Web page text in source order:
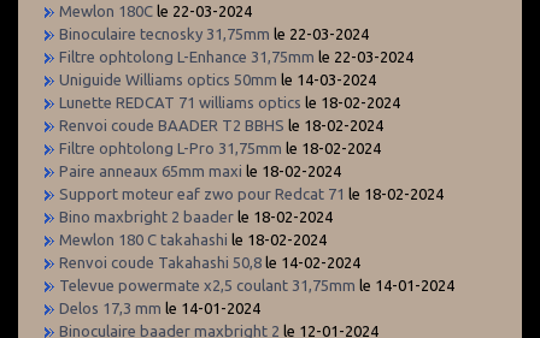
Mewlon 180C le 22-03-2024
Binoculaire tecnosky 31,75mm le 22-03-2024
Filtre ophtolong L-Enhance 31,75mm le 22-03-2024
Uniguide Williams optics 50mm le 14-03-2024
Lunette REDCAT 71 williams optics le 18-02-2024
Renvoi coude BAADER T2 BBHS le 18-02-2024
Filtre ophtolong L-Pro 31,75mm le 18-02-2024
Paire anneaux 65mm maxi le 18-02-2024
Support moteur eaf zwo pour Redcat 71 le 18-02-2024
Bino maxbright 2 baader le 18-02-2024
Mewlon 180 C takahashi le 18-02-2024
Renvoi coude Takahashi 50,8 le 14-02-2024
Televue powermate x2,5 coulant 31,75mm le 14-01-2024
Delos 17,3 mm le 14-01-2024
Binoculaire baader maxbright 2 le 12-01-2024